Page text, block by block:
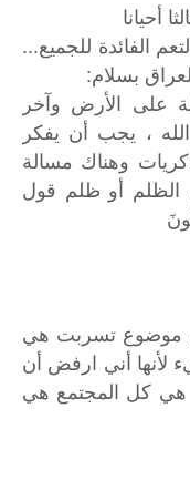
أحيانا
الفائدة للجميع...
بسلام:
على الأرض وآخر
، يجب أن يفكر
وهناك مسالة
الظلم أو ظلم قول
تسربت هي
أني ارفض أن
هي كل المجتمع هي